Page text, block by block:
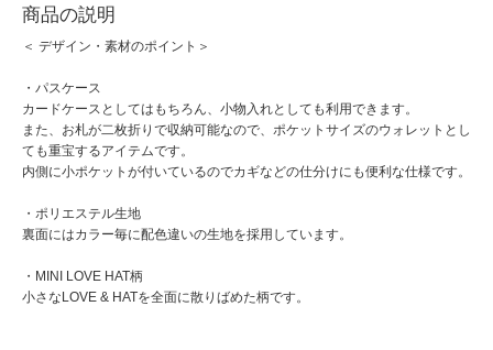
商品の説明
＜ デザイン・素材のポイント＞
・パスケース
カードケースとしてはもちろん、小物入れとしても利用できます。
また、お札が二枚折りで収納可能なので、ポケットサイズのウォレットとし
ても重宝するアイテムです。
内側に小ポケットが付いているのでカギなどの仕分けにも便利な仕様です。
・ポリエステル生地
裏面にはカラー毎に配色違いの生地を採用しています。
・MINI LOVE HAT柄
小さなLOVE & HATを全面に散りばめた柄です。